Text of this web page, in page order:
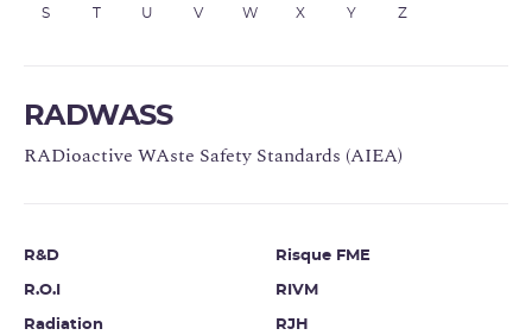
S U V W X Y Z
RADWASS
RADioactive WAste Safety Standards (AIEA)
R&D
R.O.I
Radiation
Risque FME
RIVM
RJH